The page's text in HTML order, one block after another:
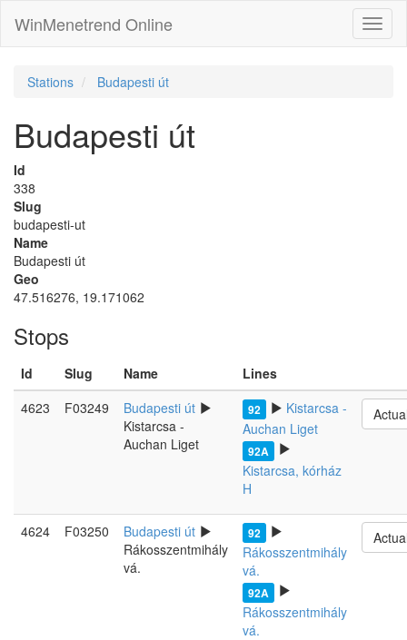
WinMenetrend Online
Stations Budapesti út
Budapesti út
Id
338
Slug
budapesti-ut
Name
Budapesti út
Geo
47.516276, 19.171062
Stops
Id Slug Name
Lines
4623
F03249
Budapesti út
Kistarcsa -
Auchan Liget
92
Kistarcsa -
Auchan Liget
92A
Kistarcsa, kórház
H
4624 F03250
Budapesti út
Rákosszentmihály
vá.
92
Rákosszentmihály
vá.
92A
Rákosszentmihály
vá.